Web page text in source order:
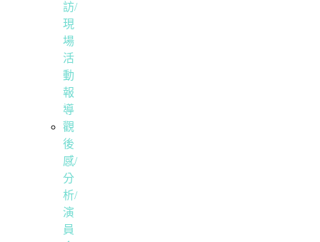
訪/
現
場
活
動
報
導
觀
後
感/
分
析/
演
員